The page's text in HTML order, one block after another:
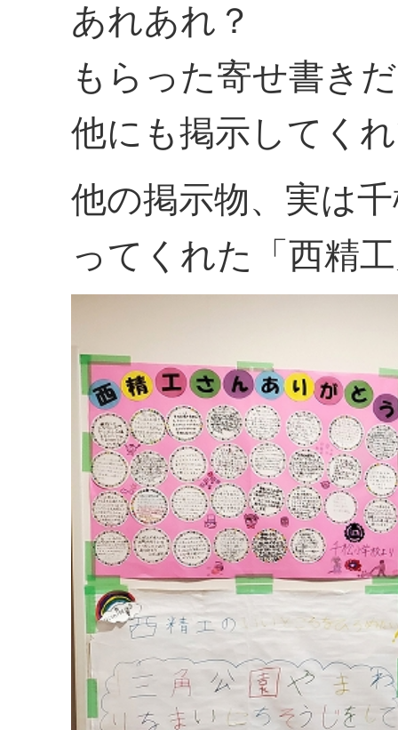
あれあれ？
もらった寄せ書き
他にも掲示してく
他の掲示物、実は
ってくれた「西精